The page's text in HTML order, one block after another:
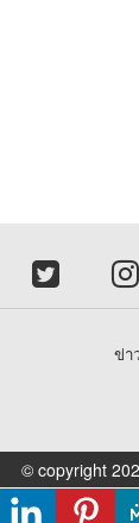
ข่า
© copyright